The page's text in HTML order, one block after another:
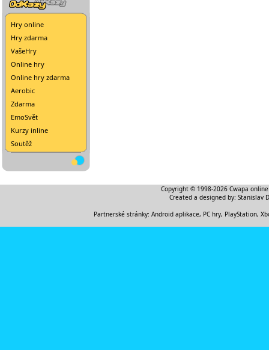
Hry online
Hry zdarma
VašeHry
Online hry
Online hry zdarma
Aerobic
Zdarma
EmoSvět
Kurzy inline
Soutěž
Copyright © 1998-2026 Cwapa
Created a designed by: Stanislav
Partnerské stránky: Android aplikace, PC hry, PlayStation,